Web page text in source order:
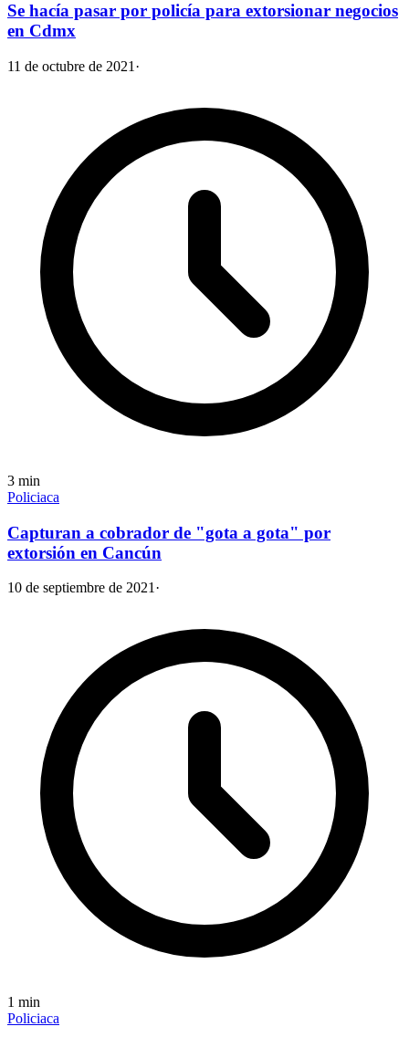
Se hacía pasar por policía para extorsionar negocios
en Cdmx
11 de octubre de 2021 ·
3 min
Policiaca
Capturan a cobrador de "gota a gota" por
extorsión en Cancún
10 de septiembre de 2021·
1 min
Policiaca